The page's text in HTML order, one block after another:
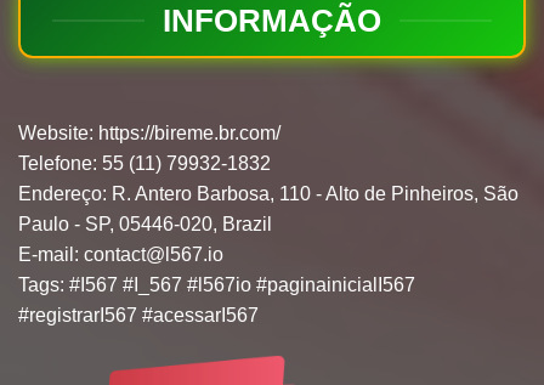
INFORMAÇÃO
Website: https://bireme.br.com/
Telefone: 55 (11) 79932-1832
Endereço: R. Antero Barbosa, 110 - Alto de Pinheiros, São
Paulo - SP, 05446-020, Brazil
E-mail: contact@l567.io
Tags: #I567 #I_567 #l567io #paginainicialI567
#registrarI567 #acessarI567